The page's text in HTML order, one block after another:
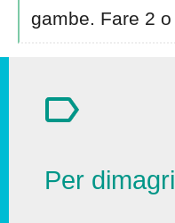
gambe. Fare 2
Per